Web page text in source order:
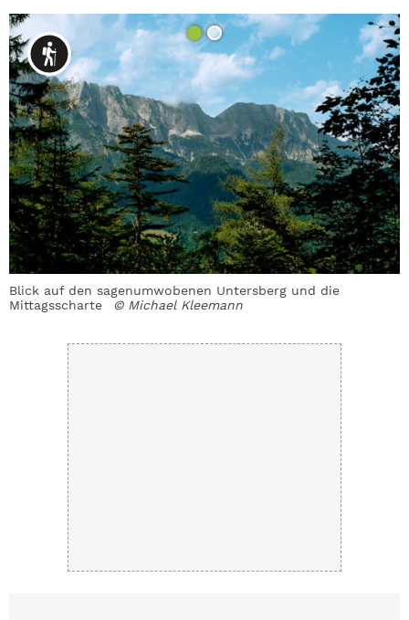
Blick auf den sagenumwobenen Untersberg und die
Mittagsscharte
© Michael Kleemann